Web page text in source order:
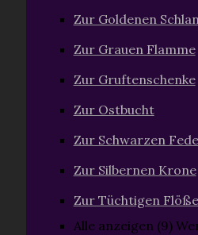
Zur Goldenen
Zur Grauen Flamme
Zur Gruftenschenke
Zur Ostbucht
Zur Schwarzen
Zur Silbernen Krone
Zur Tüchtigen
Alle anzeigen (9)